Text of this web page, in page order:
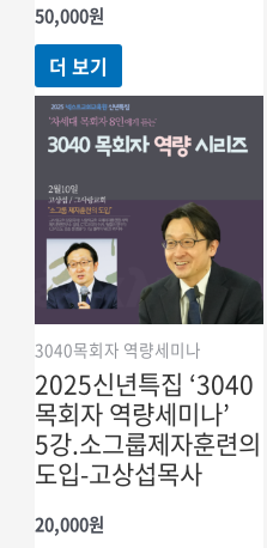
50,000원
더 보기
3040목회자 역량세미나
2025신년특집 ‘3040
목회자 역량세미나’
5강.소그룹제자훈련의
도입-고상섭목사
20,000원